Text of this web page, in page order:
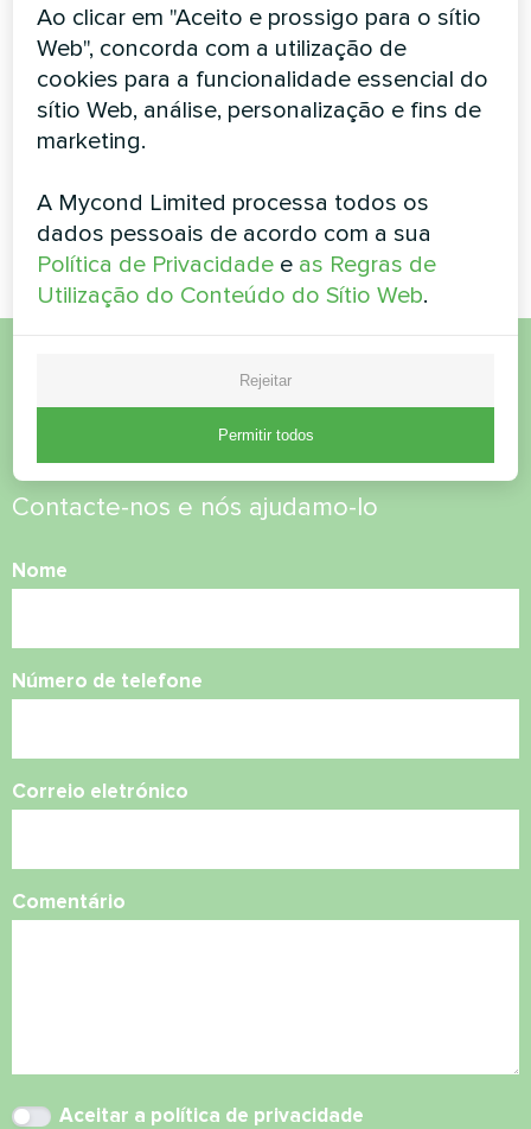
ventilo-convectora Série
Silent
bomba de calor
modular Mycond
MCU PADRÃO
A bomba de calor modular
robusto para operações
Quer comprar ou tem
Contacte-nos e nós ajudamo-lo
Nome
Número de telefone
Correio eletrónico
Comentário
Aceitar a política de privacidade
Ao clicar em "Aceito e prossigo para o sítio
Web", concorda com a utilização de
cookies para a funcionalidade essencial do
sítio Web, análise, personalização e fins de
marketing.
A Mycond Limited processa todos os
dados pessoais de acordo com a sua
Política de Privacidade e as Regras de
Utilização do Conteúdo do Sítio Web.
Rejeitar
Permitir todos